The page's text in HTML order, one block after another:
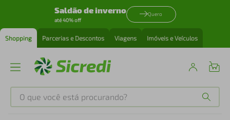
Saldão de inverno
até 40% off
Quero
Shopping Parcerias e Descontos Viagens Imóveis e Veículos
O que você está procurando?